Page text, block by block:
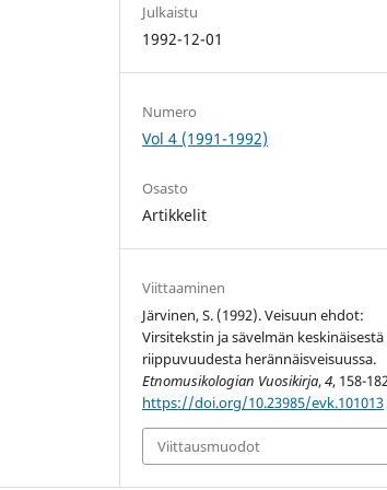
Julkaistu
1992-12-01
Numero
Vol 4 (1991-1992)
Osasto
Artikkelit
Viittaaminen
Järvinen, S. (1992). Veisuun ehdot:
Virsitekstin ja sävelmän keskinäisestä
riippuvuudesta herännäisveisuussa.
Etnomusikologian Vuosikirja,4, 158-
https://doi.org/10.23985/evk.101013
Viittausmuodot